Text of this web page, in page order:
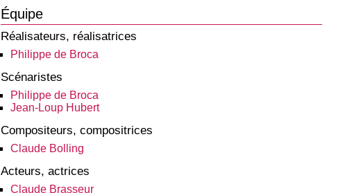
Équipe
Réalisateurs, réalisatrices
Philippe de Broca
Scénaristes
Philippe de Broca
Jean-Loup Hubert
Compositeurs, compositrices
Claude Bolling
Acteurs, actrices
Claude Brasseur